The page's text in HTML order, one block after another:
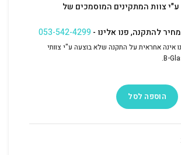
צוות המתקינים המוסמכים של
להתקנה, פנו אלינו -053-542-4299
אינה אחראית על התקנה שלא בוצעה ע"י צוותי
הוספה לסל